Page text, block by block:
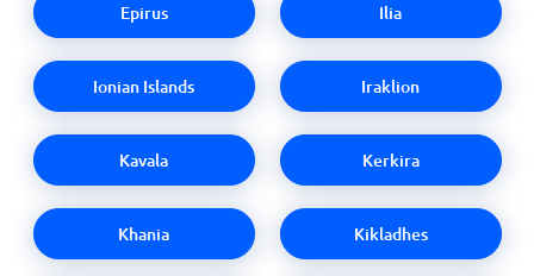
Epirus Ilia
Ionian Islands Iraklion
Kavala Kerkira
Khania Kikladhes